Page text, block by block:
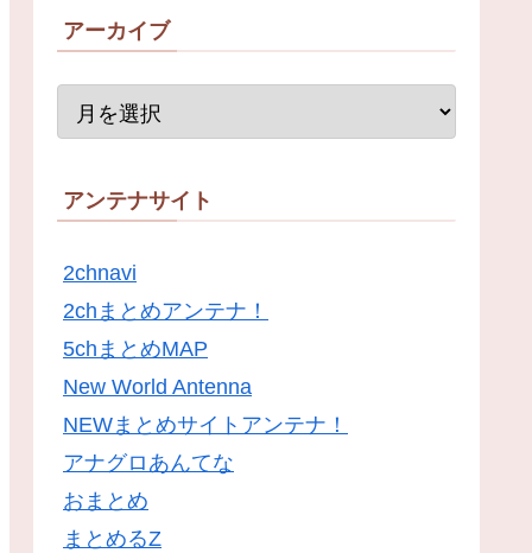
アーカイブ
アンテナサイト
2chnavi
2chまとめアンテナ！
5chまとめMAP
New World Antenna
NEWまとめサイトアンテナ！
アナグロあんてな
おまとめ
まとめるZ